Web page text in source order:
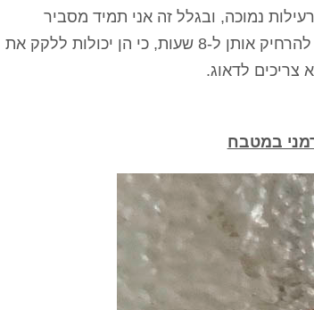
נמוכה, ובגלל זה אני תמיד מסביר
שצריך לצאת מהשטח המודבר למשך שעה, ואם יש חיות מחמד, צריך להרחיק אותן ל-8 שעות, כי הן יכולות ללקק את
צריכים לדאוג.
במטבח